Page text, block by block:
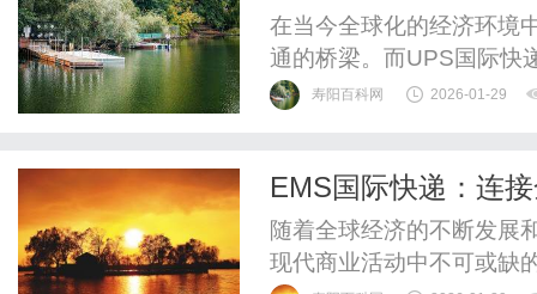
在当今全球化的经济环境
通的桥梁。而UPS国际快
效、可靠的服务，帮助无
网络布局使得UPS能够在
寿阳百科网 2026-01-29
EMS国际快递：连
随着全球经济的不断发展
现代商业活动中不可或缺